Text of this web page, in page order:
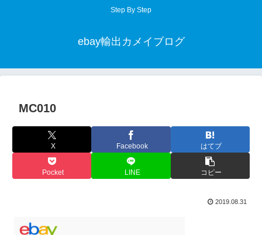
Step By Step
ebay輸出カメイブログ
MC010
X Facebook はてブ
Pocket LINE コピー
2019.08.31